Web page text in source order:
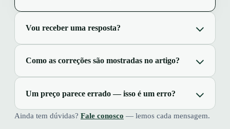
Vou receber uma resposta?
Como as correções são mostradas no artigo?
Um preço parece errado — isso é um erro?
Ainda tem dúvidas? Fale conosco — lemos cada mensagem.